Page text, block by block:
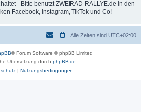
- Bitte benutzt ZWEIRAD-RALLYE.de in den
Facebook, Instagram, TikTok und Co!
Alle Zeiten sind UTC+02:00
® Forum Software © phpBB Limited
Übersetzung durch phpBB.de
| Nutzungsbedingungen